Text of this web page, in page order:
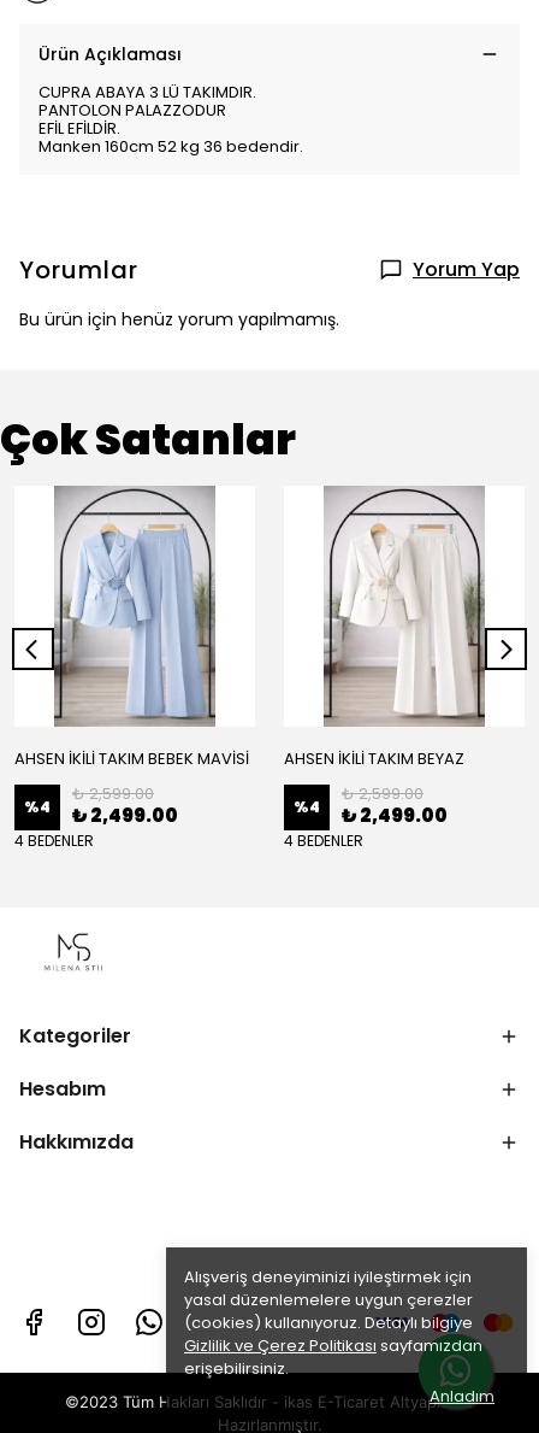
Alışveriş deneyiminizi iyileştirmek için
yasal düzenlemelere uygun çerezler
(cookies) kullanıyoruz. Detaylı bilgiye
Gizlilik ve Çerez Politikası sayfamızdan
erişebilirsiniz.
Anladım
Ürün Açıklaması
CUPRA ABAYA 3 LÜ TAKIMDIR.
PANTOLON PALAZZODUR
EFİL EFİLDİR.
Manken 160cm 52 kg 36 bedendir.
Yorumlar Yorum Yap
Bu ürün için henüz yorum yapılmamış.
Çok Satanlar
AHSEN İKİLİ TAKIM BEBEK MAVİSİ
%4
₺ 2,599.00
₺ 2,499.00
4 BEDENLER
AHSEN İKİLİ TAKIM BEYAZ
%4
₺ 2,599.00
₺ 2,499.00
4 BEDENLER
Kategoriler
Hesabım
Hakkımızda
©2023 Tüm Hakları Saklıdır - ikas E-Ticaret Altyapısı ile
Hazırlanmıştır.